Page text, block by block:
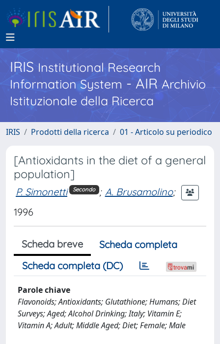
IRISInstitutional Research
Information System - AIR Archivio
Istituzionale della Ricerca
IRIS Prodotti della ricerca 01 - Articolo su periodico
[Antioxidants in the diet of a general
population]
P. Simonetti Secondo ; A. Brusamolino;
1996
Scheda breve
Scheda completa
Scheda completa (DC)
Parole chiave
Flavonoids; Antioxidants; Glutathione; Humans; Diet
Surveys; Aged; Alcohol Drinking; Italy; Vitamin E;
Vitamin A; Adult; Middle Aged; Diet; Female; Male